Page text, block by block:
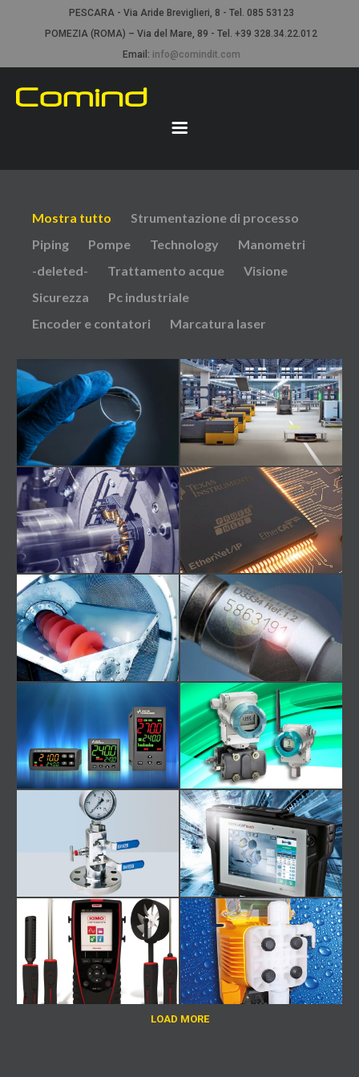
PESCARA - Via Aride Breviglieri, 8 - Tel. 085 53123
POMEZIA (ROMA) – Via del Mare, 89 - Tel. +39 328.34.22.012
Email: info@comindit.com
Mostra tutto
Strumentazione di processo
Piping
Pompe Technology
Manometri
-deleted-
Trattamento acque
Visione
Sicurezza
Pc industriale
Encoder e contatori
Marcatura laser
LOAD MORE